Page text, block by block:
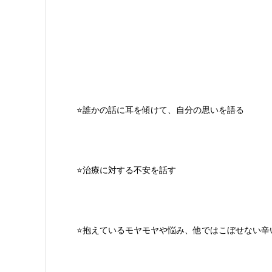
️⭐️誰かの話に耳を傾けて、自分の思いを語る
⭐️治療に対する不安を話す
⭐️抱えているモヤモヤや悩み、他ではこぼせない